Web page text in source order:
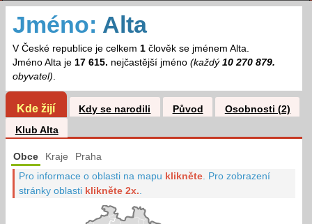
Jméno: Alta
V České republice je celkem 1člověk se jménem Alta.
Jméno Alta je 17 615. nejčastější jméno (každý 10 270 879.
obyvatel).
Kde žijí Kdy se narodili Původ
Osobnosti (2)
Klub Alta
Obce Kraje Praha
Pro informace o oblasti na mapu klikněte Pro zobrazení
stránky oblasti klikněte 2x.